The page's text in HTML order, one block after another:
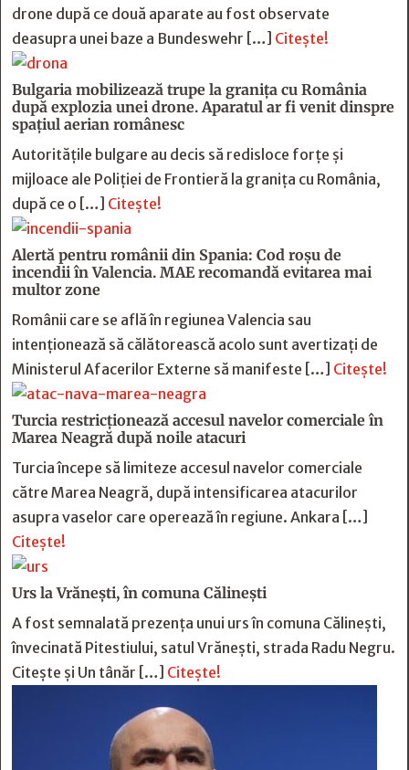
drone după ce două aparate au fost observate
deasupra unei baze a Bundeswehr […] Citește!
Bulgaria mobilizează trupe la granița cu România
după explozia unei drone. Aparatul ar fi venit dinspre
spațiul aerian românesc
Autoritățile bulgare au decis să redisloce forțe și
mijloace ale Poliției de Frontieră la granița cu România,
după ce o […] Citește!
Alertă pentru românii din Spania: Cod roșu de
incendii în Valencia. MAE recomandă evitarea mai
multor zone
Românii care se află în regiunea Valencia sau
intenționează să călătorească acolo sunt avertizați de
Ministerul Afacerilor Externe să manifeste […] Citește!
Turcia restricționează accesul navelor comerciale în
Marea Neagră după noile atacuri
Turcia începe să limiteze accesul navelor comerciale
către Marea Neagră, după intensificarea atacurilor
asupra vaselor care operează în regiune. Ankara […]
Citește!
Urs la Vrănești, în comuna Călinești
A fost semnalată prezența unui urs în comuna Călinești,
învecinată Pitestiului, satul Vrănești, strada Radu Negru.
Citește și Un tânăr […] Citește!